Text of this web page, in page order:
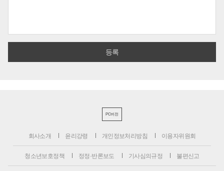
PC버전
회사소개 윤리강령 개인정보처리방침 이용자위원회
청소년보호정책 정정·반론보도 기사심의규정 불편신고